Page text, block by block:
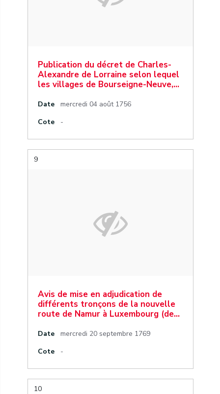
Publication du décret de Charles-
Alexandre de Lorraine selon lequel
les villages de Bourseigne-Neuve,…
Date
mercredi 04 août 1756
Cote
-
9
Avis de mise en adjudication de
différents tronçons de la nouvelle
route de Namur à Luxembourg (de…
Date
mercredi 20 septembre 1769
Cote
-
10